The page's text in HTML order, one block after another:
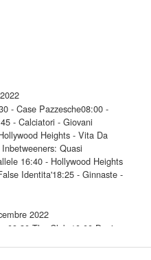
- Case Pazzesche08:00 -
- Calciatori - Giovani
Heights - Vita Da
Quasi
16:40 - Hollywood Heights
Identita'18:25 - Ginnaste -
2022
The Club 10.00 Deejay